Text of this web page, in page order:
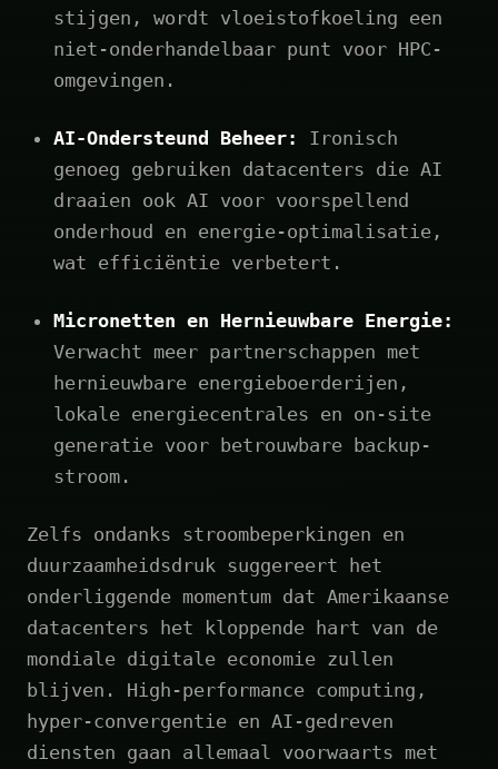
stijgen, wordt vloeistofkoeling een
niet-onderhandelbaar punt voor HPC-
omgevingen.
AI-Ondersteund Beheer:
Ironisch
genoeg gebruiken datacenters die AI
draaien ook AI voor voorspellend
onderhoud en energie-optimalisatie,
wat efficiëntie verbetert.
Micronetten en Hernieuwbare Energie:
Verwacht meer partnerschappen met
hernieuwbare energieboerderijen,
lokale energiecentrales en on-site
generatie voor betrouwbare backup-
stroom.
Zelfs ondanks stroombeperkingen en
duurzaamheidsdruk suggereert het
onderliggende momentum dat Amerikaanse
datacenters het kloppende hart van de
mondiale digitale economie zullen
blijven. High-performance computing,
hyper-convergentie en AI-gedreven
diensten gaan allemaal voorwaarts met